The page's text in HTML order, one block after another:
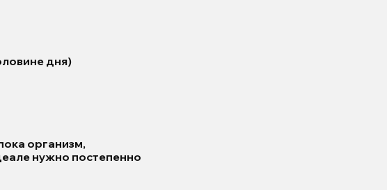
дня)
организм,
нужно постепенно